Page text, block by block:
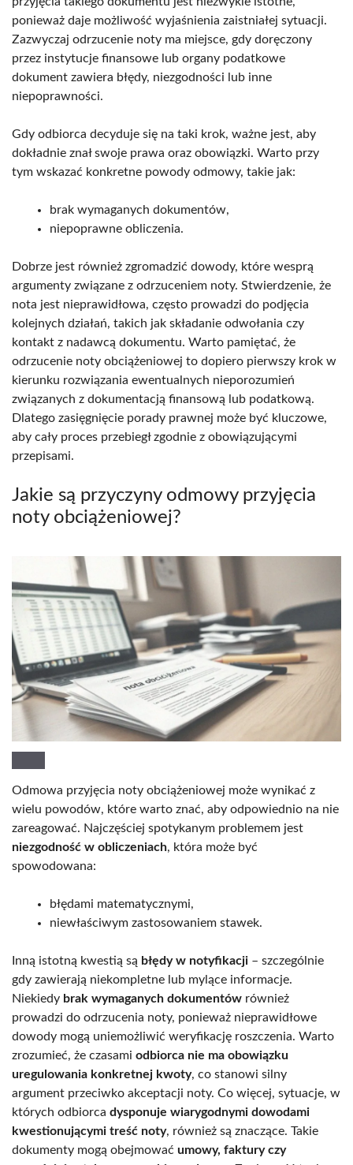
ponieważ daje możliwość wyjaśnienia zaistniałej sytuacji.
Zazwyczaj odrzucenie noty ma miejsce, gdy doręczony
przez instytucje finansowe lub organy podatkowe
dokument zawiera błędy, niezgodności lub inne
niepoprawności.
Gdy odbiorca decyduje się na taki krok, ważne jest, aby
dokładnie znał swoje prawa oraz obowiązki. Warto przy
tym wskazać konkretne powody odmowy, takie jak:
brak wymaganych dokumentów,
niepoprawne obliczenia.
Dobrze jest również zgromadzić dowody, które wesprą
argumenty związane z odrzuceniem noty. Stwierdzenie, że
nota jest nieprawidłowa, często prowadzi do podjęcia
kolejnych działań, takich jak składanie odwołania czy
kontakt z nadawcą dokumentu. Warto pamiętać, że
odrzucenie noty obciążeniowej to dopiero pierwszy krok w
kierunku rozwiązania ewentualnych nieporozumień
związanych z dokumentacją finansową lub podatkową.
Dlatego zasięgnięcie porady prawnej może być kluczowe,
aby cały proces przebiegł zgodnie z obowiązującymi
przepisami.
Jakie są przyczyny odmowy przyjęcia
noty obciążeniowej?
Odmowa przyjęcia noty obciążeniowej może wynikać z
wielu powodów, które warto znać, aby odpowiednio na nie
zareagować. Najczęściej spotykanym problemem jest
niezgodność w obliczeniach, która może być
spowodowana:
błędami matematycznymi,
niewłaściwym zastosowaniem stawek.
Inną istotną kwestią są błędy w notyfikacji – szczególnie
gdy zawierają niekompletne lub mylące informacje.
Niekiedy brak wymaganych dokumentów również
prowadzi do odrzucenia noty, ponieważ nieprawidłowe
dowody mogą uniemożliwić weryfikację roszczenia. Warto
zrozumieć, że czasami odbiorca nie ma obowiązku
uregulowania konkretnej kwoty, co stanowi silny
argument przeciwko akceptacji noty. Co więcej, sytuacje, w
których odbiorca dysponuje wiarygodnymi dowodami
kwestionującymi treść noty, również są znaczące. Takie
dokumenty mogą obejmować umowy, faktury czy